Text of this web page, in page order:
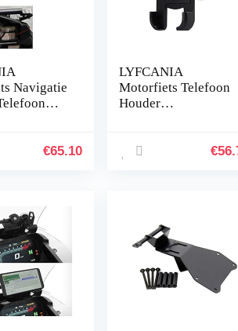
Navigatie
€65.10
LYFCANIA
Motorfiets Telefoon
Houder
Navigatie Bracket
€